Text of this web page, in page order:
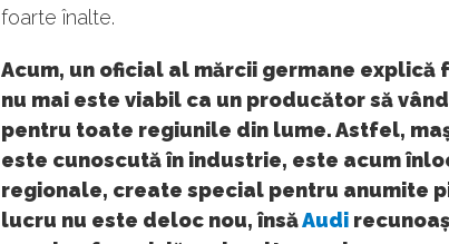
foarte înalte.
Acum, un oficial al mărcii germane explică
nu mai este viabil ca un producător să
pentru toate regiunile din lume. Astfel,
este cunoscută în industrie, este acum
regionale, create special pentru anumite
lucru nu este deloc nou, însăAudi